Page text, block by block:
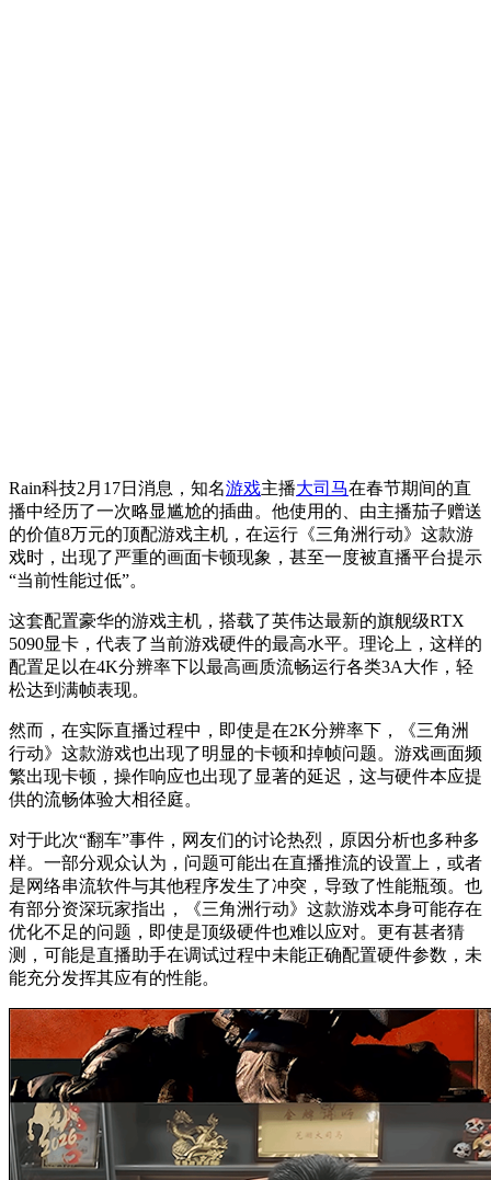
Rain科技2月17日消息，知名游戏主播大司马在春节期间的直
播中经历了一次略显尴尬的插曲。他使用的、由主播茄子赠送
的价值8万元的顶配游戏主机，在运行《三角洲行动》这款游
戏时，出现了严重的画面卡顿现象，甚至一度被直播平台提示
“当前性能过低”。
这套配置豪华的游戏主机，搭载了英伟达最新的旗舰级RTX
5090显卡，代表了当前游戏硬件的最高水平。理论上，这样的
配置足以在4K分辨率下以最高画质流畅运行各类3A大作，轻
松达到满帧表现。
然而，在实际直播过程中，即使是在2K分辨率下，《三角洲
行动》这款游戏也出现了明显的卡顿和掉帧问题。游戏画面频
繁出现卡顿，操作响应也出现了显著的延迟，这与硬件本应提
供的流畅体验大相径庭。
对于此次“翻车”事件，网友们的讨论热烈，原因分析也多种多
样。一部分观众认为，问题可能出在直播推流的设置上，或者
是网络串流软件与其他程序发生了冲突，导致了性能瓶颈。也
有部分资深玩家指出，《三角洲行动》这款游戏本身可能存在
优化不足的问题，即使是顶级硬件也难以应对。更有甚者猜
测，可能是直播助手在调试过程中未能正确配置硬件参数，未
能充分发挥其应有的性能。